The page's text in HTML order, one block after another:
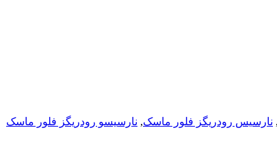
, نارسیس رودریگز فلور ماسک, نارسیسو رودریگز فلور ماسک